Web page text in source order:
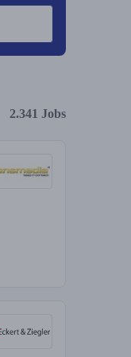
2.341 Jobs